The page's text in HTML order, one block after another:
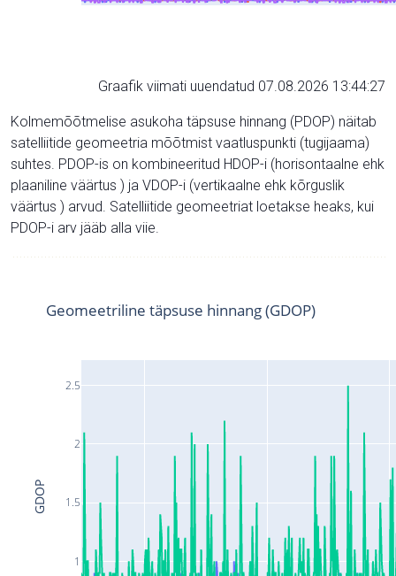
Graafik viimati uuendatud 07.08.2026 13:44:27
Kolmemõõtmelise asukoha täpsuse hinnang (PDOP) näitab
satelliitide geomeetria mõõtmist vaatluspunkti (tugijaama)
suhtes. PDOP-is on kombineeritud HDOP-i (horisontaalne ehk
plaaniline väärtus ) ja VDOP-i (vertikaalne ehk kõrguslik
väärtus ) arvud. Satelliitide geomeetriat loetakse heaks, kui
PDOP-i arv jääb alla viie.
1
1.5
2
2.5
Geomeetriline täpsuse hinnang (GDOP)
GDOP